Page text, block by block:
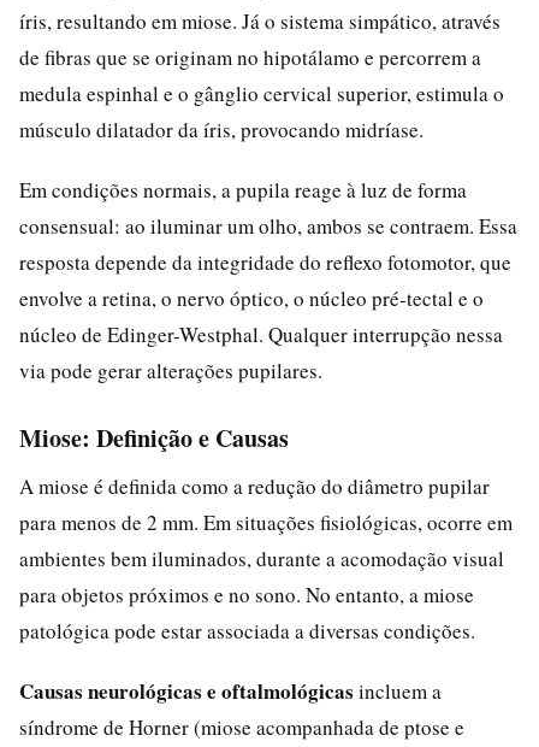
íris, resultando em miose. Já o sistema simpático, através
de fibras que se originam no hipotálamo e percorrem a
medula espinhal e o gânglio cervical superior, estimula o
músculo dilatador da íris, provocando midríase.
Em condições normais, a pupila reage à luz de forma
consensual: ao iluminar um olho, ambos se contraem. Essa
resposta depende da integridade do reflexo fotomotor, que
envolve a retina, o nervo óptico, o núcleo pré-tectal e o
núcleo de Edinger-Westphal. Qualquer interrupção nessa
via pode gerar alterações pupilares.
Miose: Definição e Causas
A miose é definida como a redução do diâmetro pupilar
para menos de 2 mm. Em situações fisiológicas, ocorre em
ambientes bem iluminados, durante a acomodação visual
para objetos próximos e no sono. No entanto, a miose
patológica pode estar associada a diversas condições.
Causas neurológicas e oftalmológicas incluem a
síndrome de Horner (miose acompanhada de ptose e